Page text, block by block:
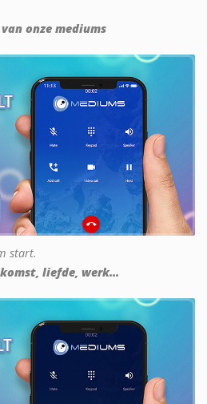
onze mediums
start.
liefde, werk...